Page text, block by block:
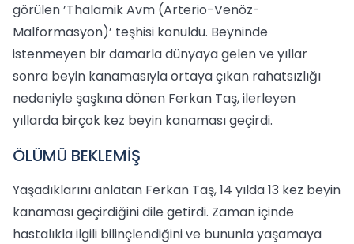
görülen ’Thalamik Avm (Arterio-Venöz-
Malformasyon)’ teşhisi konuldu. Beyninde
istenmeyen bir damarla dünyaya gelen ve yıllar
sonra beyin kanamasıyla ortaya çıkan rahatsızlığı
nedeniyle şaşkına dönen Ferkan Taş, ilerleyen
yıllarda birçok kez beyin kanaması geçirdi.
ÖLÜMÜ BEKLEMİŞ
Yaşadıklarını anlatan Ferkan Taş, 14 yılda 13 kez beyin
kanaması geçirdiğini dile getirdi. Zaman içinde
hastalıkla ilgili bilinçlendiğini ve bununla yaşamaya